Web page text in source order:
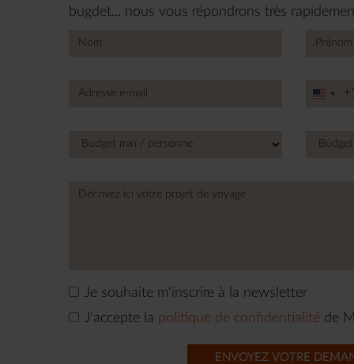
bugdet... nous vous répondrons très
+1
Je souhaite m'inscrire à la newsletter
J'accepte la politique de confidentialité de
ENVOYEZ VOTRE